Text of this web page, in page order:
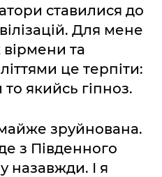
ставилися до
Для мене
вірмени та
це терпіти:
якийсь гіпноз.
зруйнована.
з Південного
назавжди. І я